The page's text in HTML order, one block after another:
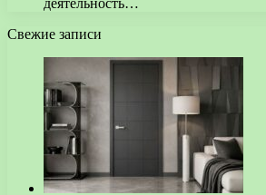
Свежие записи